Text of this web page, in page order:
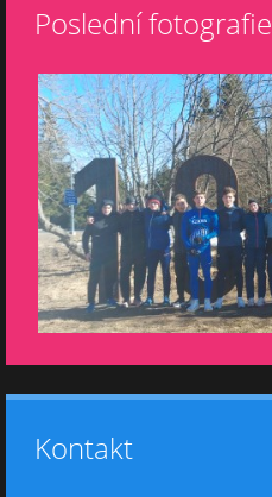
Poslední fotografie
Kontakt